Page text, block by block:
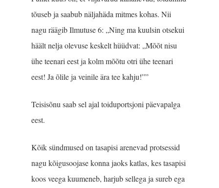
tõuseb ja saabub näljahäda mitmes kohas. Nii
nagu räägib Ilmutuse 6: „Ning ma kuulsin otsekui
häält nelja olevuse keskelt hüüdvat: „Mõõt nisu
ühe teenari eest ja kolm mõõtu otri ühe teenari
eest! Ja õlile ja veinile ära tee kahju!””
Teisisõnu saab sel ajal toiduportsjoni päevapalga
eest.
Kõik sündmused on tasapisi arenevad protsessid
nagu kõigusoojase konna jaoks katlas, kes tasapisi
koos veega kuumeneb, harjub sellega ja sureb ega